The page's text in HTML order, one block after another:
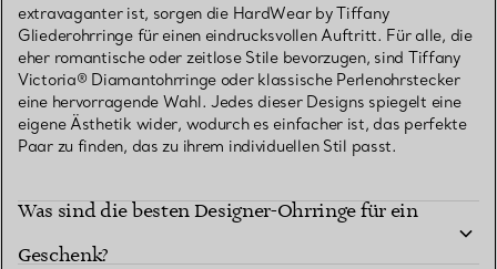
extravaganter ist, sorgen die HardWear by Tiffany
Gliederohrringe für einen eindrucksvollen Auftritt. Für alle, die
eher romantische oder zeitlose Stile bevorzugen, sind Tiffany
Victoria® Diamantohrringe oder klassische Perlenohrstecker
eine hervorragende Wahl. Jedes dieser Designs spiegelt eine
eigene Ästhetik wider, wodurch es einfacher ist, das perfekte
Paar zu finden, das zu ihrem individuellen Stil passt.
Was sind die besten Designer-Ohrringe für ein
Geschenk?